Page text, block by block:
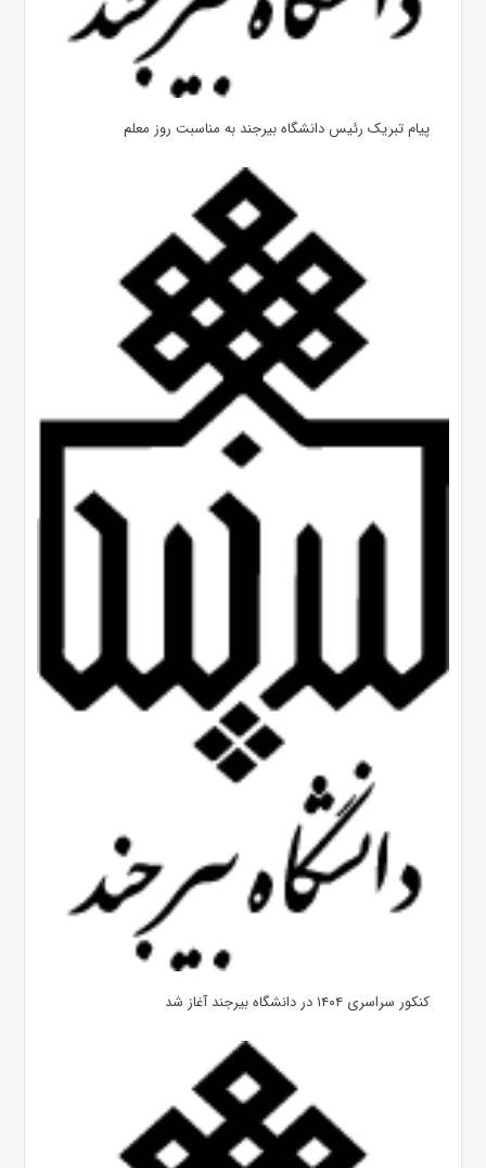
پیام تبریک رئیس دانشگاه بیرجند به مناسبت روز معلم
کنکور سراسری ۱۴۰۴ در دانشگاه بیرجند آغاز شد